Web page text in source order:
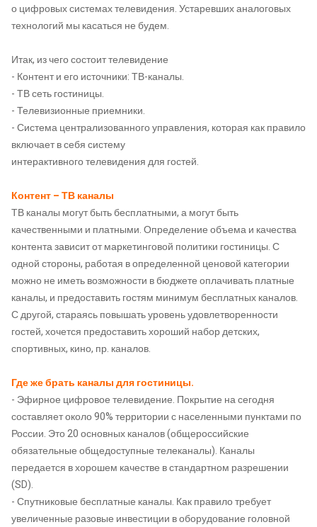
о цифровых системах телевидения. Устаревших аналоговых
технологий мы касаться не будем.
Итак, из чего состоит телевидение
- Контент и его источники: ТВ-каналы.
- ТВ сеть гостиницы.
- Телевизионные приемники.
- Система централизованного управления, которая как правило
включает в себя систему
интерактивного телевидения для гостей.
Контент – ТВ каналы
ТВ каналы могут быть бесплатными, а могут быть
качественными и платными. Определение объема и качества
контента зависит от маркетинговой политики гостиницы. С
одной стороны, работая в определенной ценовой категории
можно не иметь возможности в бюджете оплачивать платные
каналы, и предоставить гостям минимум бесплатных каналов.
С другой, стараясь повышать уровень удовлетворенности
гостей, хочется предоставить хороший набор детских,
спортивных, кино, пр. каналов.
Где же брать каналы для гостиницы.
- Эфирное цифровое телевидение. Покрытие на сегодня
составляет около 90% территории с населенными пунктами по
России. Это 20 основных каналов (общероссийские
обязательные общедоступные телеканалы). Каналы
передается в хорошем качестве в стандартном разрешении
(SD).
- Спутниковые бесплатные каналы. Как правило требует
увеличенные разовые инвестиции в оборудование головной